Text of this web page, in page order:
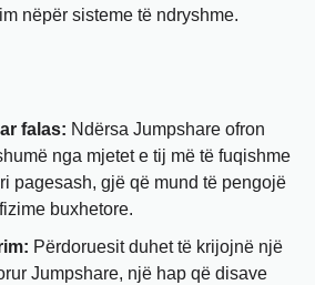
nëpër sisteme të ndryshme.
falas: Ndërsa Jumpshare ofron
nga mjetet e tij më të fuqishme
pagesash, gjë që mund të pengojë
buxhetore.
Përdoruesit duhet të krijojnë një
Jumpshare, një hap që disave